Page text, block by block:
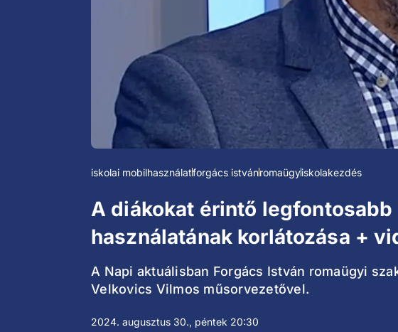
iskolai mobilhasználatforgács istvánromaügyiskolakezdés
A diákokat érintő
használatának korlátozása +
A Napi aktuálisban Forgács István romaügyi
Velkovics Vilmos műsorvezetővel.
2024. augusztus 30., péntek 20:30